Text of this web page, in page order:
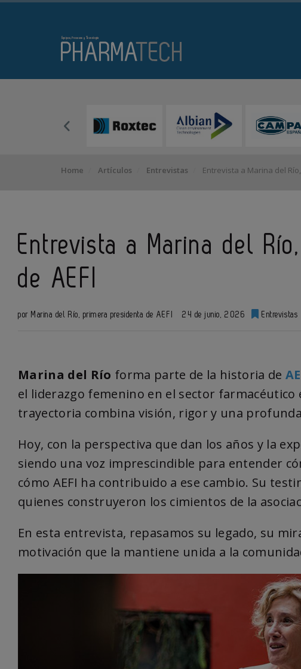
Home Artículos Entrevistas Entrevista a Marina del
Entrevista a Marina del
de AEFI
por Marina del Río, primera presidenta de AEFI 24 de junio, 2026 Entrevistas
Marina del Río forma parte de la historia de
el liderazgo femenino en el sector farmacéutico
trayectoria combina visión, rigor y una
Hoy, con la perspectiva que dan los años y la
siendo una voz imprescindible para entender
cómo AEFI ha contribuido a ese cambio. Su
quienes construyeron los cimientos de la
En esta entrevista, repasamos su legado, su
motivación que la mantiene unida a la